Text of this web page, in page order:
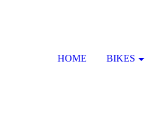
HOME BIKES